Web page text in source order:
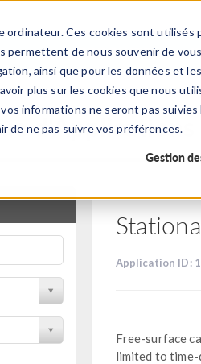
Ces cookies sont
permettent de nous souvenir de
ainsi que pour les données et
plus sur les cookies que nous
informations ne seront pas
de ne pas suivre vos préférences.
Gestion
PRODUITS
d'Applications
Application ID:
Free-surface
limited to time-